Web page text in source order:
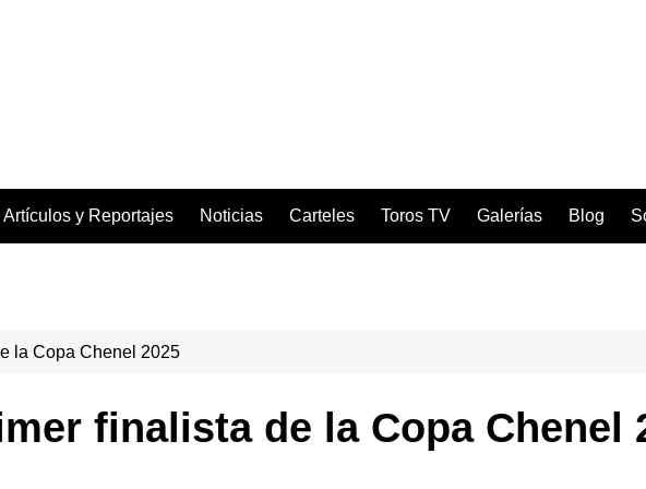
Artículos y Reportajes Noticias Carteles Toros TV Galerías Blog
la Copa Chenel 2025
finalista de la Copa Chenel